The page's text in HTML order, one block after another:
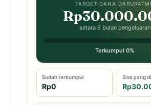
TARGET DANA
setara 6 bulan pengeluaran
Terkumpul 0%
Sudah terkumpul
Rp0
Sisa yang